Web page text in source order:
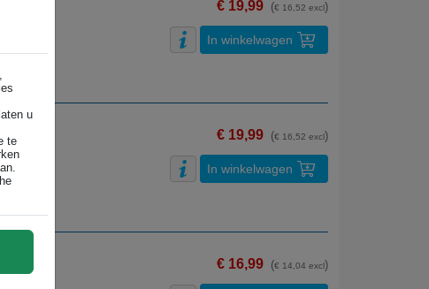
€ 19,99 (€ 16,52 excl)
In winkelwagen
€ 19,99 (€ 16,52 excl)
In winkelwagen
€ 16,99 (€ 14,04 excl)
u
te